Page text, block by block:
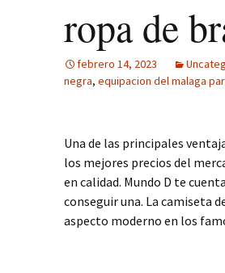
ropa de
febrero 14, 2023
negra, equipacion del malaga
Una de las principales
los mejores precios del
en calidad. Mundo D te
conseguir una. La camiseta
aspecto moderno en los